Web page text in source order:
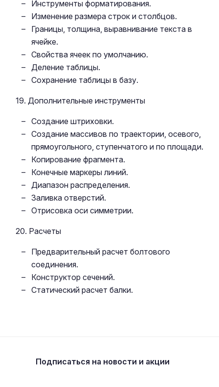
Инструменты форматирования.
Изменение размера строк и столбцов.
Границы, толщина, выравнивание текста в
ячейке.
Свойства ячеек по умолчанию.
Деление таблицы.
Сохранение таблицы в базу.
19. Дополнительные инструменты
Создание штриховки.
Создание массивов по траектории, осевого,
прямоугольного, ступенчатого и по площади.
Копирование фрагмента.
Конечные маркеры линий.
Диапазон распределения.
Заливка отверстий.
Отрисовка оси симметрии.
20. Расчеты
Предварительный расчет болтового
соединения.
Конструктор сечений.
Статический расчет балки.
Подписаться на новости и акции